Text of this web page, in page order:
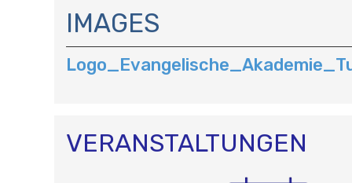
A
V
I
G
O
N
IMAGES
VERANSTALTUNGEN